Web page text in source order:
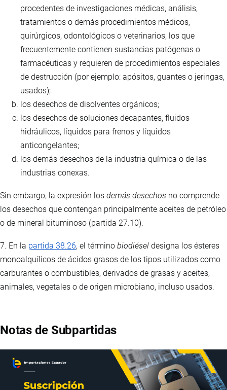
procedentes de investigaciones médicas, análisis,
tratamientos o demás procedimientos médicos,
quirúrgicos, odontológicos o veterinarios, los que
frecuentemente contienen sustancias patógenas o
farmacéuticas y requieren de procedimientos especiales
de destrucción (por ejemplo: apósitos, guantes o jeringas,
usados);
los desechos de disolventes orgánicos;
los desechos de soluciones decapantes, fluidos
hidráulicos, líquidos para frenos y líquidos
anticongelantes;
los demás desechos de la industria química o de las
industrias conexas.
Sin embargo, la expresión los demás desechos no comprende
los desechos que contengan principalmente aceites de petróleo
o de mineral bituminoso (partida 27.10).
7. En la partida 38.26, el término biodiésel designa los ésteres
monoalquílicos de ácidos grasos de los tipos utilizados como
carburantes o combustibles, derivados de grasas y aceites,
animales, vegetales o de origen microbiano, incluso usados.
Notas de Subpartidas